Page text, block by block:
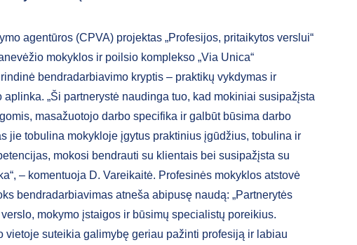
agentūros (CPVA) projektas „Profesijos, pritaikytos verslui“
mokyklos ir poilsio komplekso „Via Unica“
bendradarbiavimo kryptis – praktikų vykdymas ir
„Ši partnerystė naudinga tuo, kad mokiniai susipažįsta
masažuotojo darbo specifika ir galbūt būsima darbo
jie tobulina mokykloje įgytus praktinius įgūdžius, tobulina ir
mokosi bendrauti su klientais bei susipažįsta su
– komentuoja D. Vareikaitė. Profesinės mokyklos atstovė
bendradarbiavimas atneša abipusę naudą: „Partnerytės
mokymo įstaigos ir būsimų specialistų poreikius.
vietoje suteikia galimybę geriau pažinti profesiją ir labiau